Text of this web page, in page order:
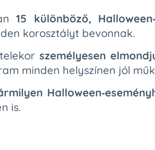
15 különböző,
korosztályt bevonnak.
személyesen
minden helyszínen jól
is.